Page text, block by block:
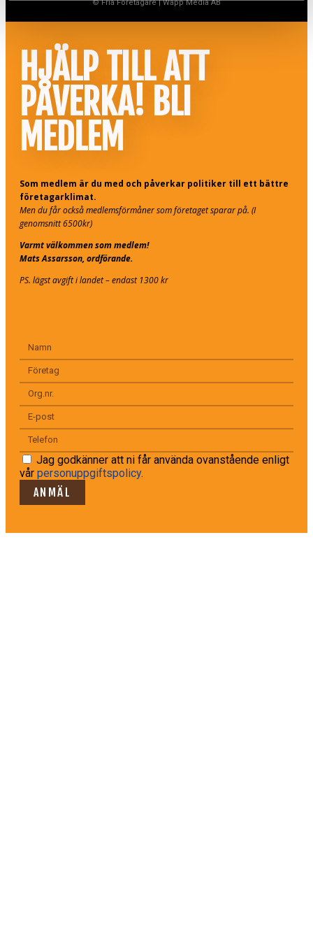
© Fria Företagare|Wapp Media AB
HJÄLP TILL ATT
PÅVERKA! BLI
MEDLEM
Som medlem är du med och påverkar politiker till ett bättre
företagarklimat.
Men du får också medlemsförmåner som företaget sparar på. (I
genomsnitt 6500kr)
Varmt välkommen som medlem!
Mats Assarsson, ordförande.
PS. lägst avgift i landet – endast 1300 kr
Jag godkänner att ni får använda ovanstående enligt
vår personuppgiftspolicy.
ANMÄL